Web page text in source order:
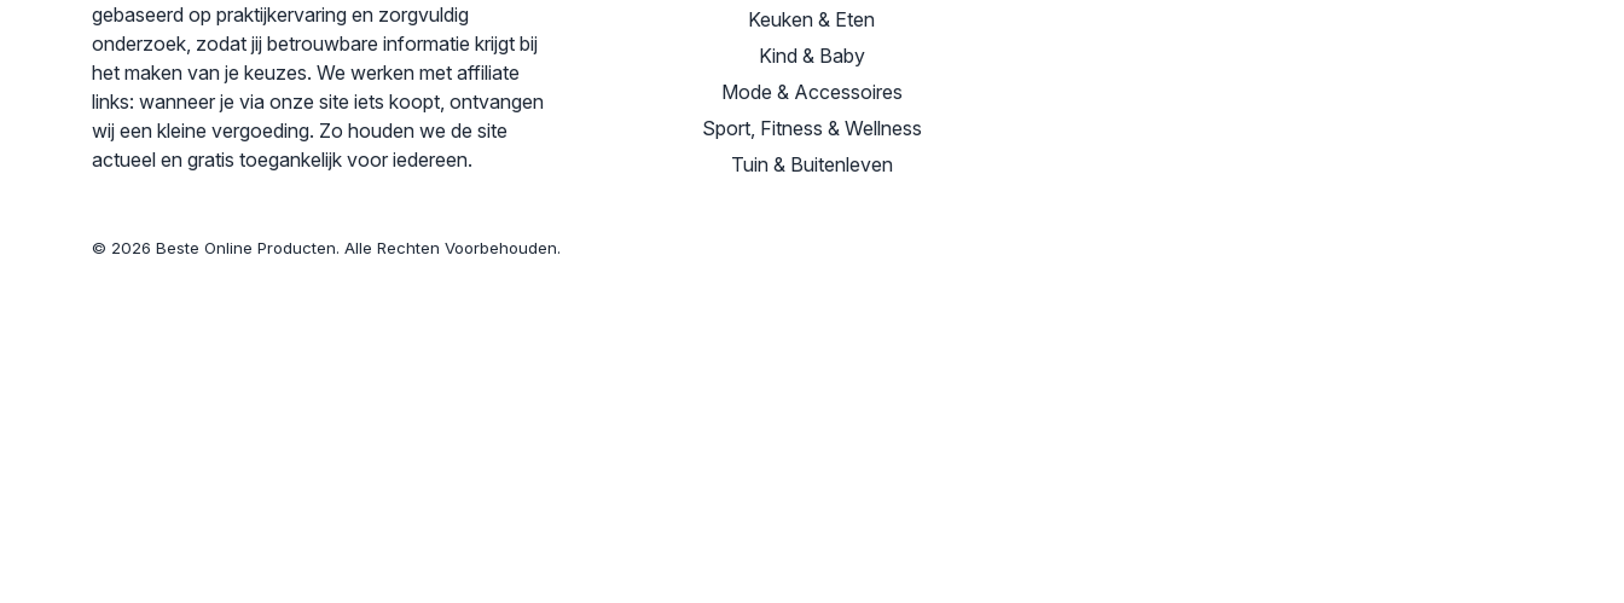
gebaseerd op praktijkervaring en zorgvuldig
onderzoek, zodat jij betrouwbare informatie krijgt bij
het maken van je keuzes. We werken met affiliate
links: wanneer je via onze site iets koopt, ontvangen
wij een kleine vergoeding. Zo houden we de site
actueel en gratis toegankelijk voor iedereen.
Keuken & Eten
Kind & Baby
Mode & Accessoires
Sport, Fitness & Wellness
Tuin & Buitenleven
© 2026 Beste Online Producten. Alle Rechten Voorbehouden.